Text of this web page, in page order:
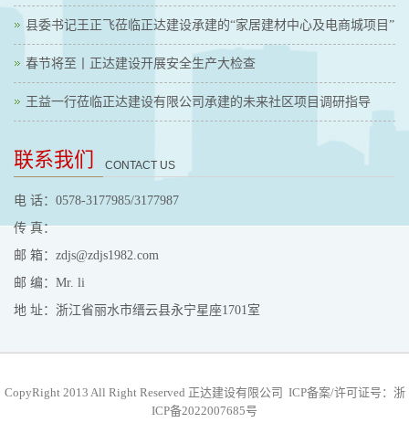
县委书记王正飞莅临正达建设承建的“家居建材中心及电商城项目”
春节将至丨正达建设开展安全生产大检查
王益一行莅临正达建设有限公司承建的未来社区项目调研指导
联系我们 CONTACT US
电 话：0578-3177985/3177987
传 真：
邮 箱：zdjs@zdjs1982.com
邮 编：Mr. li
地 址：浙江省丽水市缙云县永宁星座1701室
CopyRight 2013 All Right Reserved 正达建设有限公司 ICP备案/许可证号：浙
ICP备2022007685号